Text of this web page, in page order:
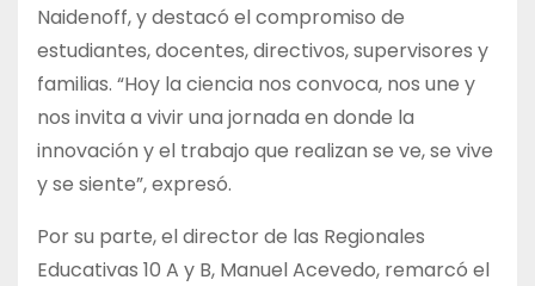
Naidenoff, y destacó el compromiso de
estudiantes, docentes, directivos, supervisores y
familias. “Hoy la ciencia nos convoca, nos une y
nos invita a vivir una jornada en donde la
innovación y el trabajo que realizan se ve, se vive
y se siente”, expresó.
Por su parte, el director de las Regionales
Educativas 10 A y B, Manuel Acevedo, remarcó el